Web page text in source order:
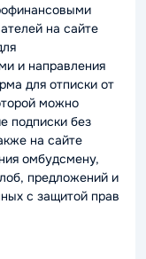
на сайте
и направления
для отписки от
можно
подписки без
на сайте
омбудсмену,
предложений и
с защитой прав